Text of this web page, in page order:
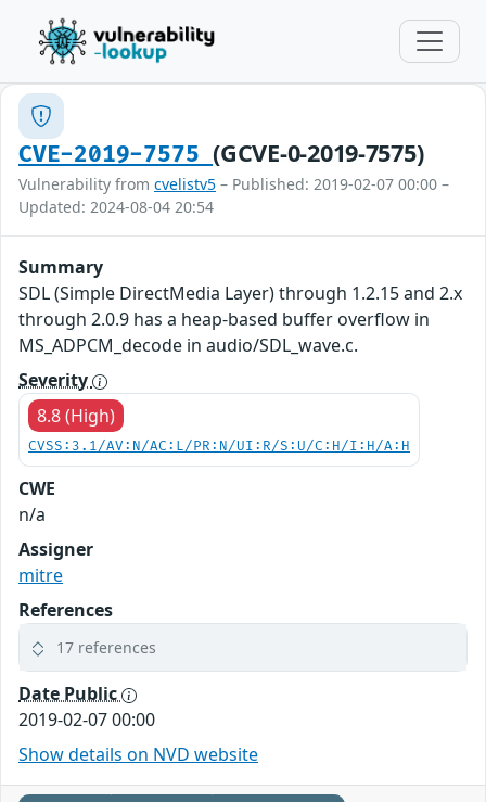
CVE-2019-7575(GCVE-0-2019-7575)
Vulnerability from cvelistv5 – Published: 2019-02-07 00:00 –
Updated: 2024-08-04 20:54
Summary
SDL (Simple DirectMedia Layer) through 1.2.15 and 2.x
through 2.0.9 has a heap-based buffer overflow in
MS_ADPCM_decode in audio/SDL_wave.c.
Severity
8.8 (High)
CVSS:3.1/AV:N/AC:L/PR:N/UI:R/S:U/C:H/I:H/A:H
CWE
n/a
Assigner
mitre
References
17 references
Date Public
2019-02-07 00:00
Show details on NVD website